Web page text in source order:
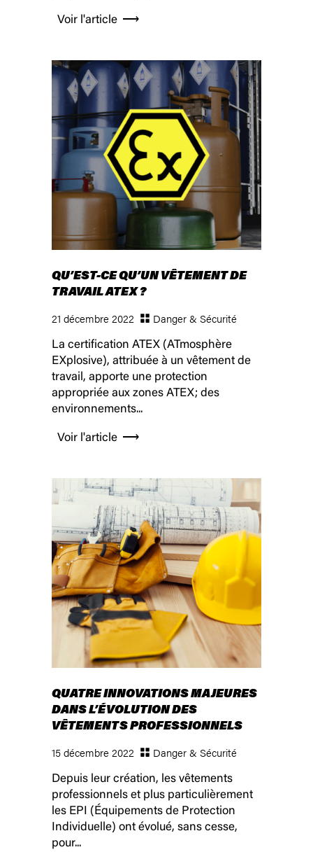
Voir l'article
QU’EST-CE QU’UN VÊTEMENT DE
TRAVAIL ATEX ?
21 décembre 2022 Danger & Sécurité
La certification ATEX (ATmosphère
EXplosive), attribuée à un vêtement de
travail, apporte une protection
appropriée aux zones ATEX; des
environnements...
Voir l'article
QUATRE INNOVATIONS MAJEURES
DANS L’ÉVOLUTION DES
VÊTEMENTS PROFESSIONNELS
15 décembre 2022 Danger & Sécurité
Depuis leur création, les vêtements
professionnels et plus particulièrement
les EPI (Équipements de Protection
Individuelle) ont évolué, sans cesse,
pour...